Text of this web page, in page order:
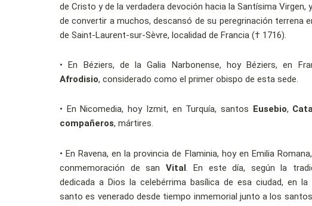
de Cristo y de la verdadera devoción hacia la Santísima Virgen,
de convertir a muchos, descansó de su peregrinación terrena
de Saint-Laurent-sur-Sèvre, localidad de Francia († 1716).
•En Béziers, de la Galia Narbonense, hoy Béziers, en
Afrodisio, considerado como el primer obispo de esta sede.
• En Nicomedia, hoy Izmit, en Turquía, santos Eusebio,
compañeros, mártires.
•En Ravena, en la provincia de Flaminia, hoy en Emilia
conmemoración de san Vital . En este día, según la
dedicada a Dios la celebérrima basílica de esa ciudad, en la
santo es venerado desde tiempo inmemorial junto a los